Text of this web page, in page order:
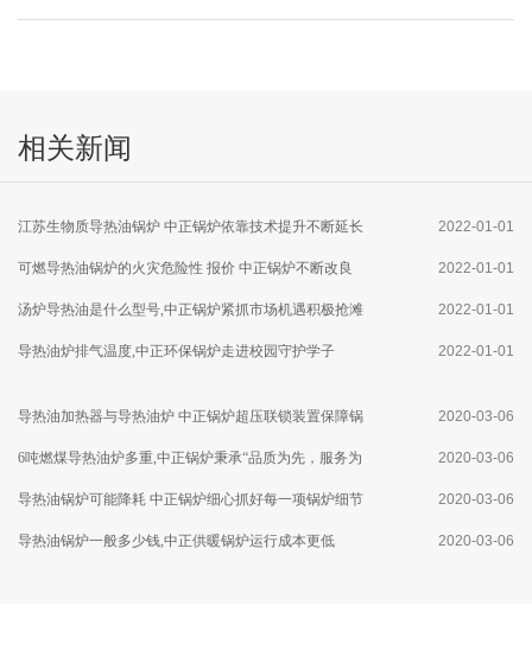
锅炉炉拱设计科学合理 证书齐全
相关新闻
江苏生物质导热油锅炉 中正锅炉依靠技术提升不断延长
设备使用寿命
2022-01-01
可燃导热油锅炉的火灾危险性 报价 中正锅炉不断改良
燃气炉内部结构
2022-01-01
汤炉导热油是什么型号,中正锅炉紧抓市场机遇积极抢滩
济宁市场
2022-01-01
导热油炉排气温度,中正环保锅炉走进校园守护学子 2022-01-01
导热油加热器与导热油炉 中正锅炉超压联锁装置保障锅
炉运行安全
2020-03-06
6吨燃煤导热油炉多重,中正锅炉秉承“品质为先，服务为
本”的理念
2020-03-06
导热油锅炉可能降耗 中正锅炉细心抓好每一项锅炉细节 2020-03-06
导热油锅炉一般多少钱,中正供暖锅炉运行成本更低 2020-03-06